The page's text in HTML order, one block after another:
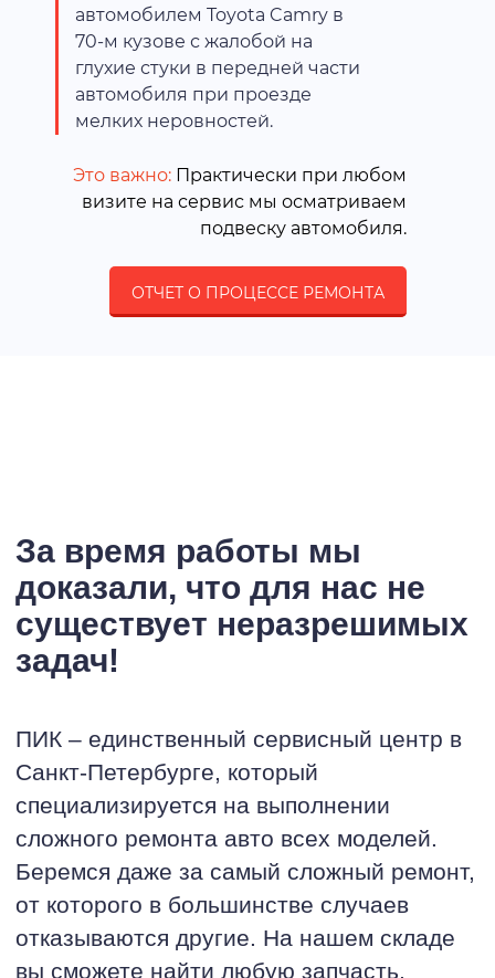
автомобилем Toyota Camry в
70-м кузове с жалобой на
глухие стуки в передней части
автомобиля при проезде
мелких неровностей.
Это важно: Практически при любом
визите на сервис мы осматриваем
подвеску автомобиля.
ОТЧЕТ О ПРОЦЕССЕ РЕМОНТА
За время работы мы
доказали, что для нас не
существует неразрешимых
задач!
ПИК – единственный сервисный центр в
Санкт-Петербурге, который
специализируется на выполнении
сложного ремонта авто всех моделей.
Беремся даже за самый сложный ремонт,
от которого в большинстве случаев
отказываются другие. На нашем складе
вы сможете найти любую запчасть,